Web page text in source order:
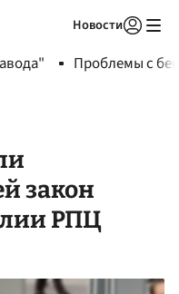
Новости
Проблемы с
закон
РПЦ